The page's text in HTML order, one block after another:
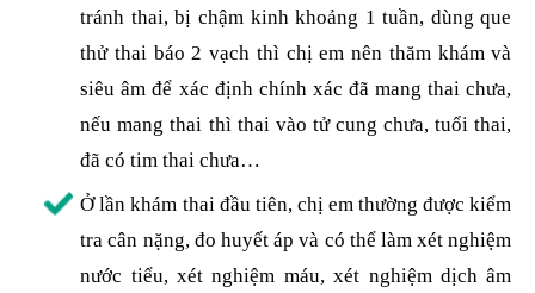
tránh thai, bị chậm kinh khoảng 1 tuần, dùng que
thử thai báo 2 vạch thì chị em nên thăm khám và
siêu âm để xác định chính xác đã mang thai chưa,
nếu mang thai thì thai vào tử cung chưa, tuổi thai,
đã có tim thai chưa…
Ở lần khám thai đầu tiên, chị em thường được kiểm
tra cân nặng, đo huyết áp và có thể làm xét nghiệm
nước tiểu, xét nghiệm máu, xét nghiệm dịch âm